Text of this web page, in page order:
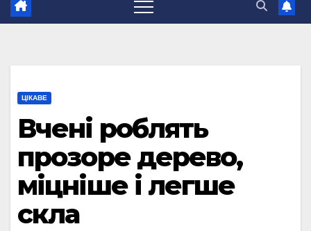
ЦІКАВЕ
Вчені роблять
прозоре дерево,
міцніше і легше
скла